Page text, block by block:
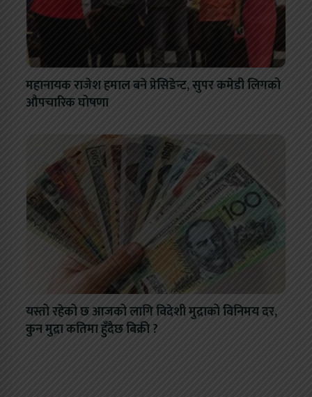
महानायक राजेश हमाल बने प्रेसिडेन्ट, सुपर कमेडी लिगको
औपचारिक घोषणा
यस्तो रहेको छ आजको लागि विदेशी मुद्राको विनिमय दर,
कुन मुद्रा कतिमा हुँदैछ बिक्री ?